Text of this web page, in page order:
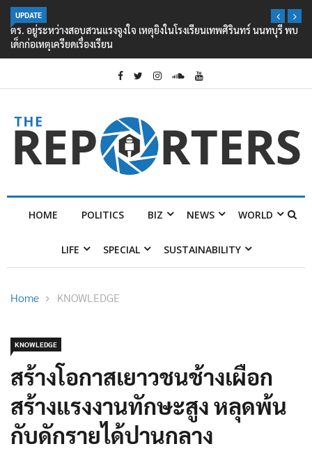
UPDATE
ตร. อยู่ระหว่างสอบสวนแรงจูงใจ เหตุยิงในโรงเรียนเทพศิรินทร์ นนทบุรี พบ
เด็กก่อเหตุเครียดเรื่องเรียน
HOME POLITICS BIZ NEWS WORLD
LIFE SPECIAL SUSTAINABILITY
Home KNOWLEDGE
KNOWLEDGE
สร้างโอกาสเยาวชนช้างเผือก
สร้างแรงงานทักษะสูง หลุดพ้น
กับดักรายได้ปานกลาง